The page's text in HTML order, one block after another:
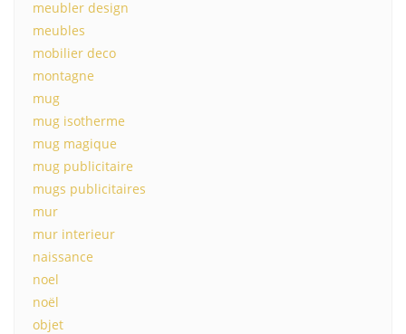
meubler design
meubles
mobilier deco
montagne
mug
mug isotherme
mug magique
mug publicitaire
mugs publicitaires
mur
mur interieur
naissance
noel
noël
objet